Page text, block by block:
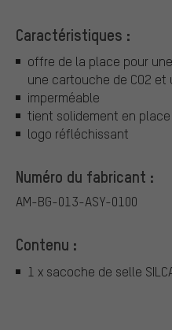
Caractéristiques :
offre de la place pour
une cartouche de CO2
imperméable
tient solidement en place
logo réfléchissant
Numéro du fabricant :
AM-BG-013-ASY-0100
Contenu :
1 x sacoche de selle